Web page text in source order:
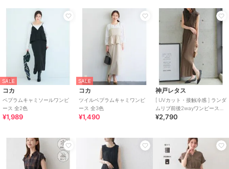
SALE
コカ
ペプラムキャミソールワンピ
ース 全2色
¥1,989
SALE
コカ
ツイルペプラムキャミワンピ
ース 全3色
¥1,490
神戸レタス
[ UVカット・接触冷感 ] ランダ
ムリブ前後2wayワンピース
[E3586]
¥2,790